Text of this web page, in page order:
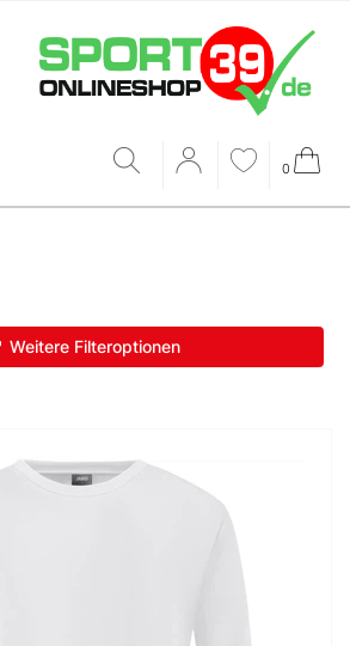
0
Weitere Filteroptionen